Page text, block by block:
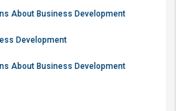
About Business Development
Development
About Business Development